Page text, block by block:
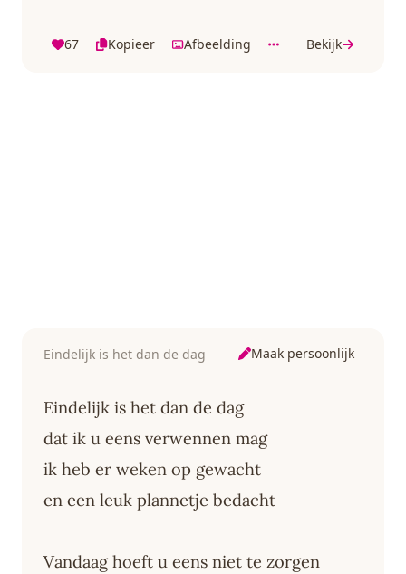
67 Kopieer Afbeelding Bekijk
Eindelijk is het dan de dag Maak persoonlijk
Eindelijk is het dan de dag
dat ik u eens verwennen mag
ik heb er weken op gewacht
en een leuk plannetje bedacht
Vandaag hoeft u eens niet te zorgen